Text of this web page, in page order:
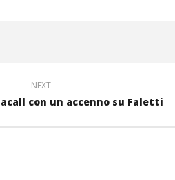
NEXT
con un accenno su Faletti